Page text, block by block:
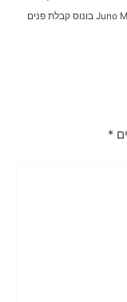
בונוס קבלת הפנים של $50 Juno Market | 200% בונוס קבלת פנים